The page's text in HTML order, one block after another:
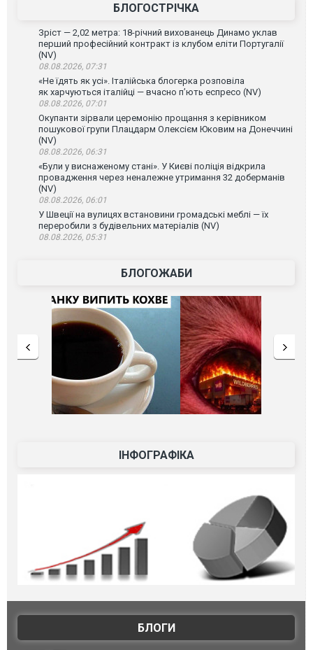
БЛОГОСТРІЧКА
Зріст — 2,02 метра: 18-річний вихованець Динамо уклав
перший професійний контракт із клубом еліти Португалії
(NV)
08.08.2026, 07:31
«Не їдять як усі». Італійська блогерка розповіла
як харчуються італійці — вчасно п’ють еспресо (NV)
08.08.2026, 07:01
Окупанти зірвали церемонію прощання з керівником
пошукової групи Плацдарм Олексієм Юковим на Донеччині
(NV)
08.08.2026, 06:31
«Були у виснаженому стані». У Києві поліція відкрила
провадження через неналежне утримання 32 доберманів
(NV)
08.08.2026, 06:01
У Швеції на вулицях встановини громадські меблі — їх
переробили з будівельних матеріалів (NV)
08.08.2026, 05:31
БЛОГОЖАБИ
ІНФОГРАФІКА
БЛОГИ